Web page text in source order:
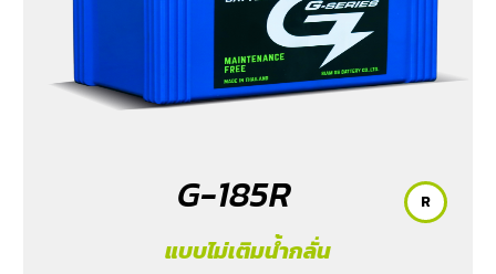
G-185R
แบบไม่เติมน้ำกลั่น
R